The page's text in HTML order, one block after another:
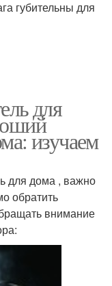
губительны для
для
изучаем
для дома , важно
обратить
внимание